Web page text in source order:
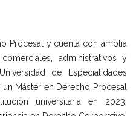
Procesal y cuenta con amplia
administrativos y
de Especialidades
Máster en Derecho Procesal
universitaria en 2023.